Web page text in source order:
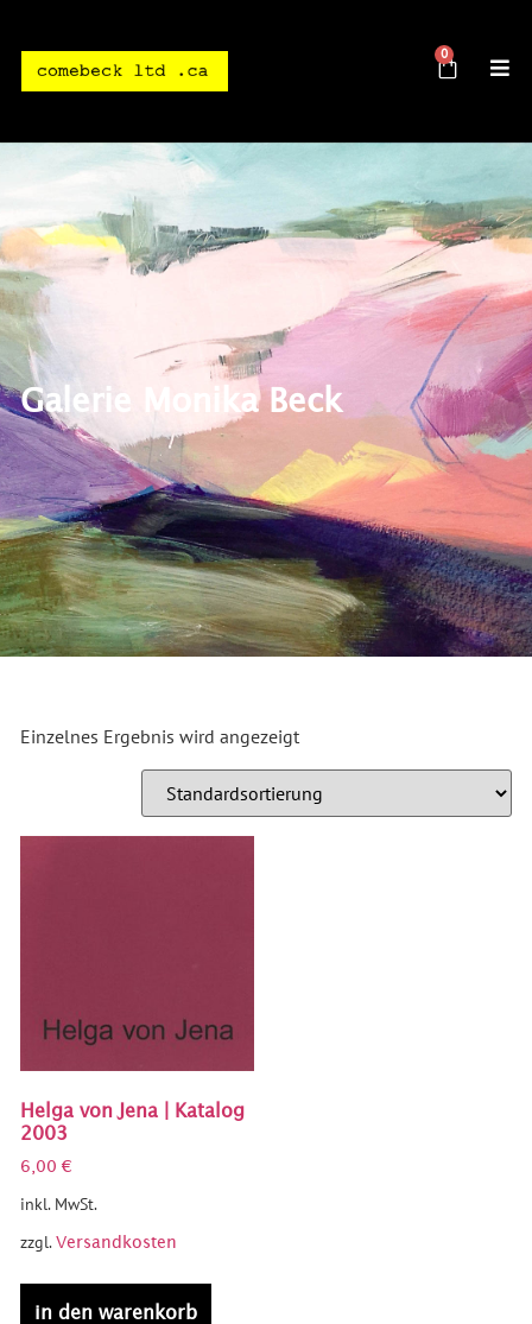
0
Galerie Monika Beck
Einzelnes Ergebnis wird angezeigt
Helga von Jena | Katalog
2003
6,00 €
inkl. MwSt.
zzgl.Versandkosten
in den warenkorb